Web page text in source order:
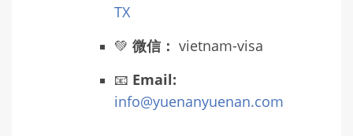
TX
💚 微信： vietnam-visa
📧 Email:
info@yuenanyuenan.com